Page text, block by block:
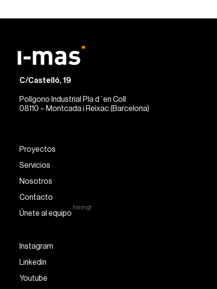
C/Castelló, 19
Polígono Industrial Pla d´en Coll
08110 – Montcada i Reixac (Barcelona)
Proyectos
Servicios
Nosotros
Contacto
Únete al equipo
hiring!
Instagram
Linkedin
Youtube